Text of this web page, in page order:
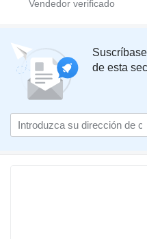
de esta